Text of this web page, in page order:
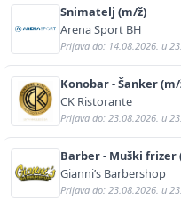
Snimatelj (m/ž)
Arena Sport BH
Prijava do: 14.08.2026. u
Konobar - Šanker
CK Ristorante
Prijava do: 23.08.2026. u
Barber - Muški frizer
Gianni’s Barbershop
Prijava do: 23.08.2026. u